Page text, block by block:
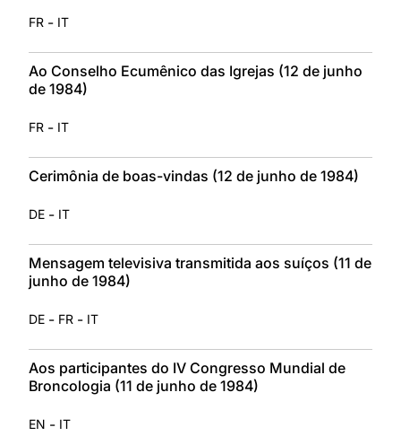
FR - IT
Ao Conselho Ecumênico das Igrejas (12 de junho
de 1984)
FR - IT
Cerimônia de boas-vindas (12 de junho de 1984)
DE - IT
Mensagem televisiva transmitida aos suíços (11 de
junho de 1984)
DE - FR - IT
Aos participantes do IV Congresso Mundial de
Broncologia (11 de junho de 1984)
EN - IT